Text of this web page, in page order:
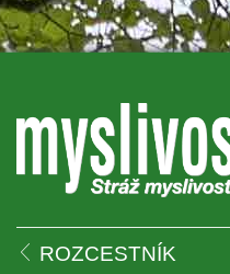
ROZCESTNÍK